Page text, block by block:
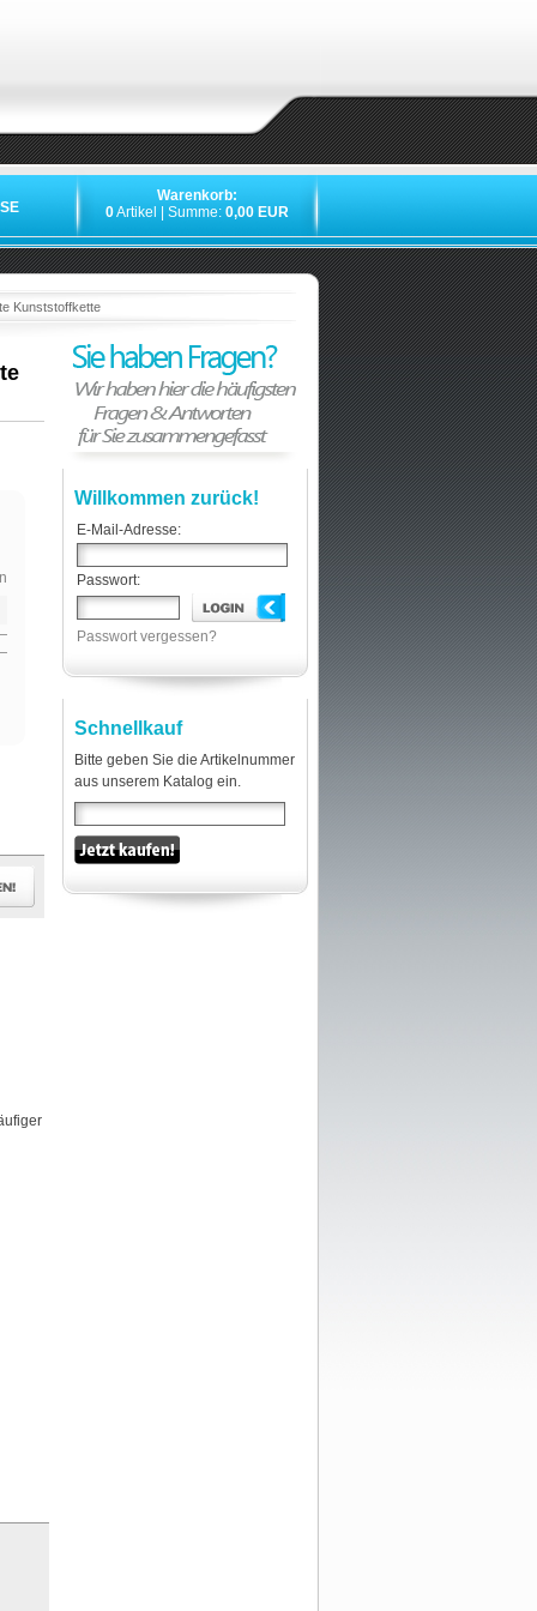
Warenkorb:
0Artikel | Summe: 0,00 EUR
Kunststoffkette
Willkommen zurück!
E-Mail-Adresse:
Passwort:
Passwort vergessen?
Schnellkauf
Bitte geben Sie die Artikelnummer
aus unserem Katalog ein.